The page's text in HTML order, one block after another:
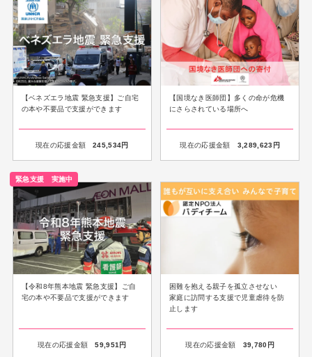
【ベネズエラ地震 緊急支援】ご自宅
の本や不要品で支援ができます
現在の応援金額 245,534円
【国境なき医師団】多くの命が危機
にさらされている場所へ
現在の応援金額 3,289,623 円
緊急支援 実施中
【令和8年熊本地震 緊急支援】ご自
宅の本や不要品で支援ができます
現在の応援金額 59,951 円
困難を抱える親子を孤立させない
家庭に訪問する支援で児童虐待を防
止します
現在の応援金額 39,780 円